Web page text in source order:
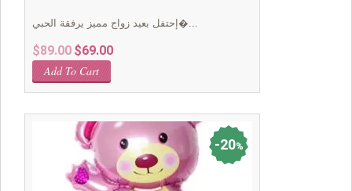
إحتفل بعيد زواج مميز يرفقة الحبي�...
$89.00 Original
price
was:
$69.00Current
Add To Cart
20%